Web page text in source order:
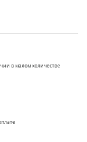
в малом количестве